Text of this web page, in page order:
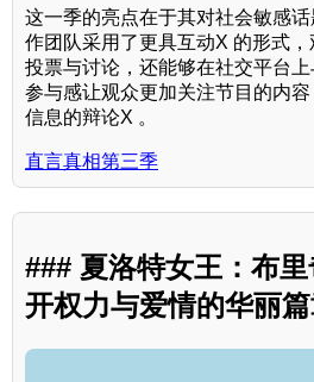
这一季的亮点在于其对社会敏感
作团队采用了更具互动X 的形式
投票与讨论，还能够在社交平台
参与感让观众更加关注节目的内
信息的辩论X 。
直言真相第三季
### 夏洛特女王：布
开权力与爱情的华丽